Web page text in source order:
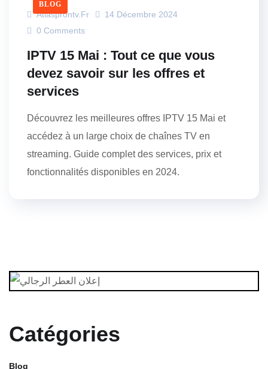
BLOG
Atlasprontv.fr
14 Décembre 2024
0 Comments
IPTV 15 Mai : Tout ce que vous
devez savoir sur les offres et
services
Découvrez les meilleures offres IPTV 15 Mai et
accédez à un large choix de chaînes TV en
streaming. Guide complet des services, prix et
fonctionnalités disponibles en 2024.
Catégories
Blog